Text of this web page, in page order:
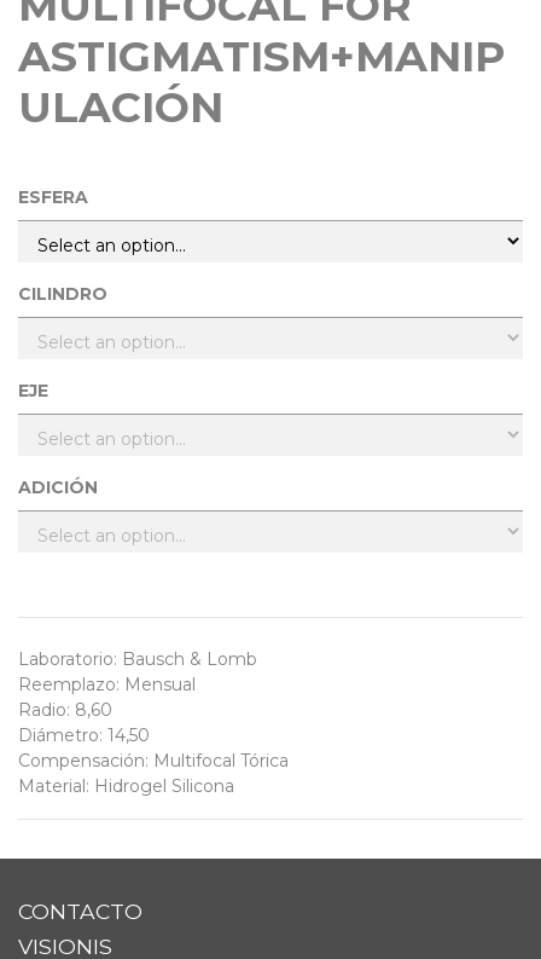
ASTIGMATISM+MANIP
ULACIÓN
ESFERA
CILINDRO
EJE
ADICIÓN
Laboratorio: Bausch & Lomb
Reemplazo: Mensual
Radio: 8,60
Diámetro: 14,50
Compensación: Multifocal Tórica
Material : Hidrogel Silicona
CONTACTO
VISIONIS